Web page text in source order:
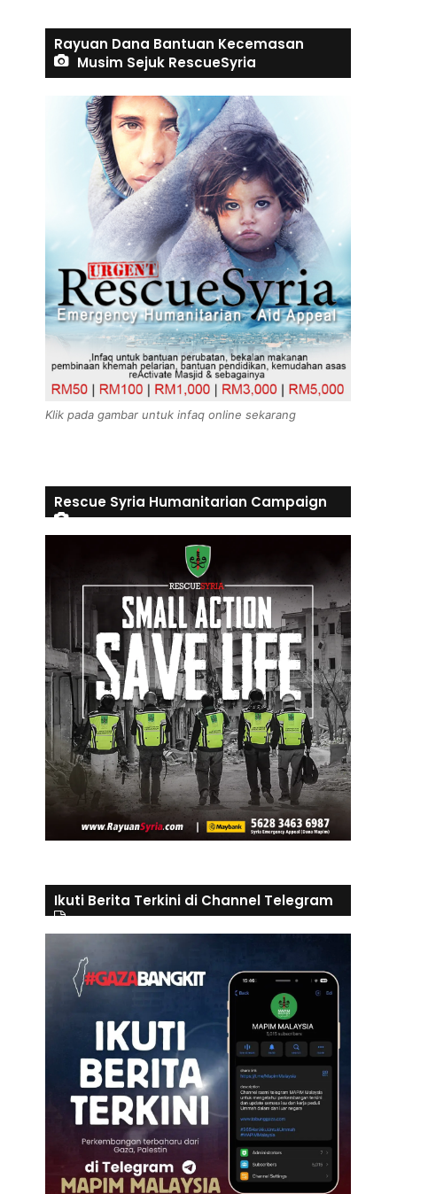
Rayuan Dana Bantuan Kecemasan
Musim Sejuk RescueSyria
Klik pada gambar untuk infaq online sekarang
Rescue Syria Humanitarian Campaign
Ikuti Berita Terkini di Channel Telegram